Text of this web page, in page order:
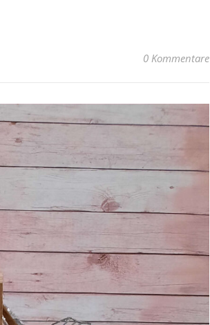
0 Kommentare